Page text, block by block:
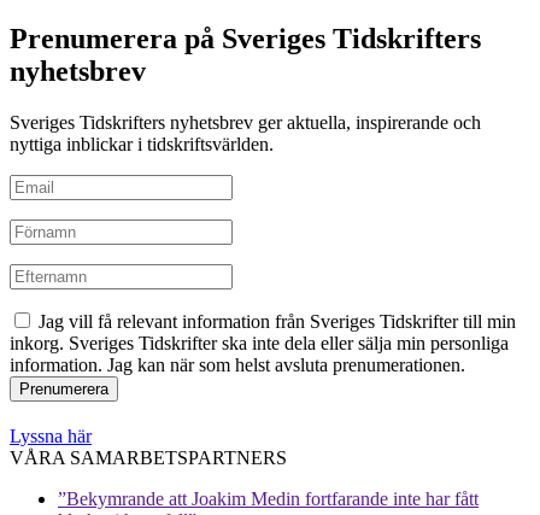
Prenumerera på Sveriges Tidskrifters
nyhetsbrev
Sveriges Tidskrifters nyhetsbrev ger aktuella, inspirerande och
nyttiga inblickar i tidskriftsvärlden.
Jag vill få relevant information från Sveriges Tidskrifter till min
inkorg. Sveriges Tidskrifter ska inte dela eller sälja min personliga
information. Jag kan när som helst avsluta prenumerationen.
Lyssna här
VÅRA SAMARBETSPARTNERS
”Bekymrande att Joakim Medin fortfarande inte har fått